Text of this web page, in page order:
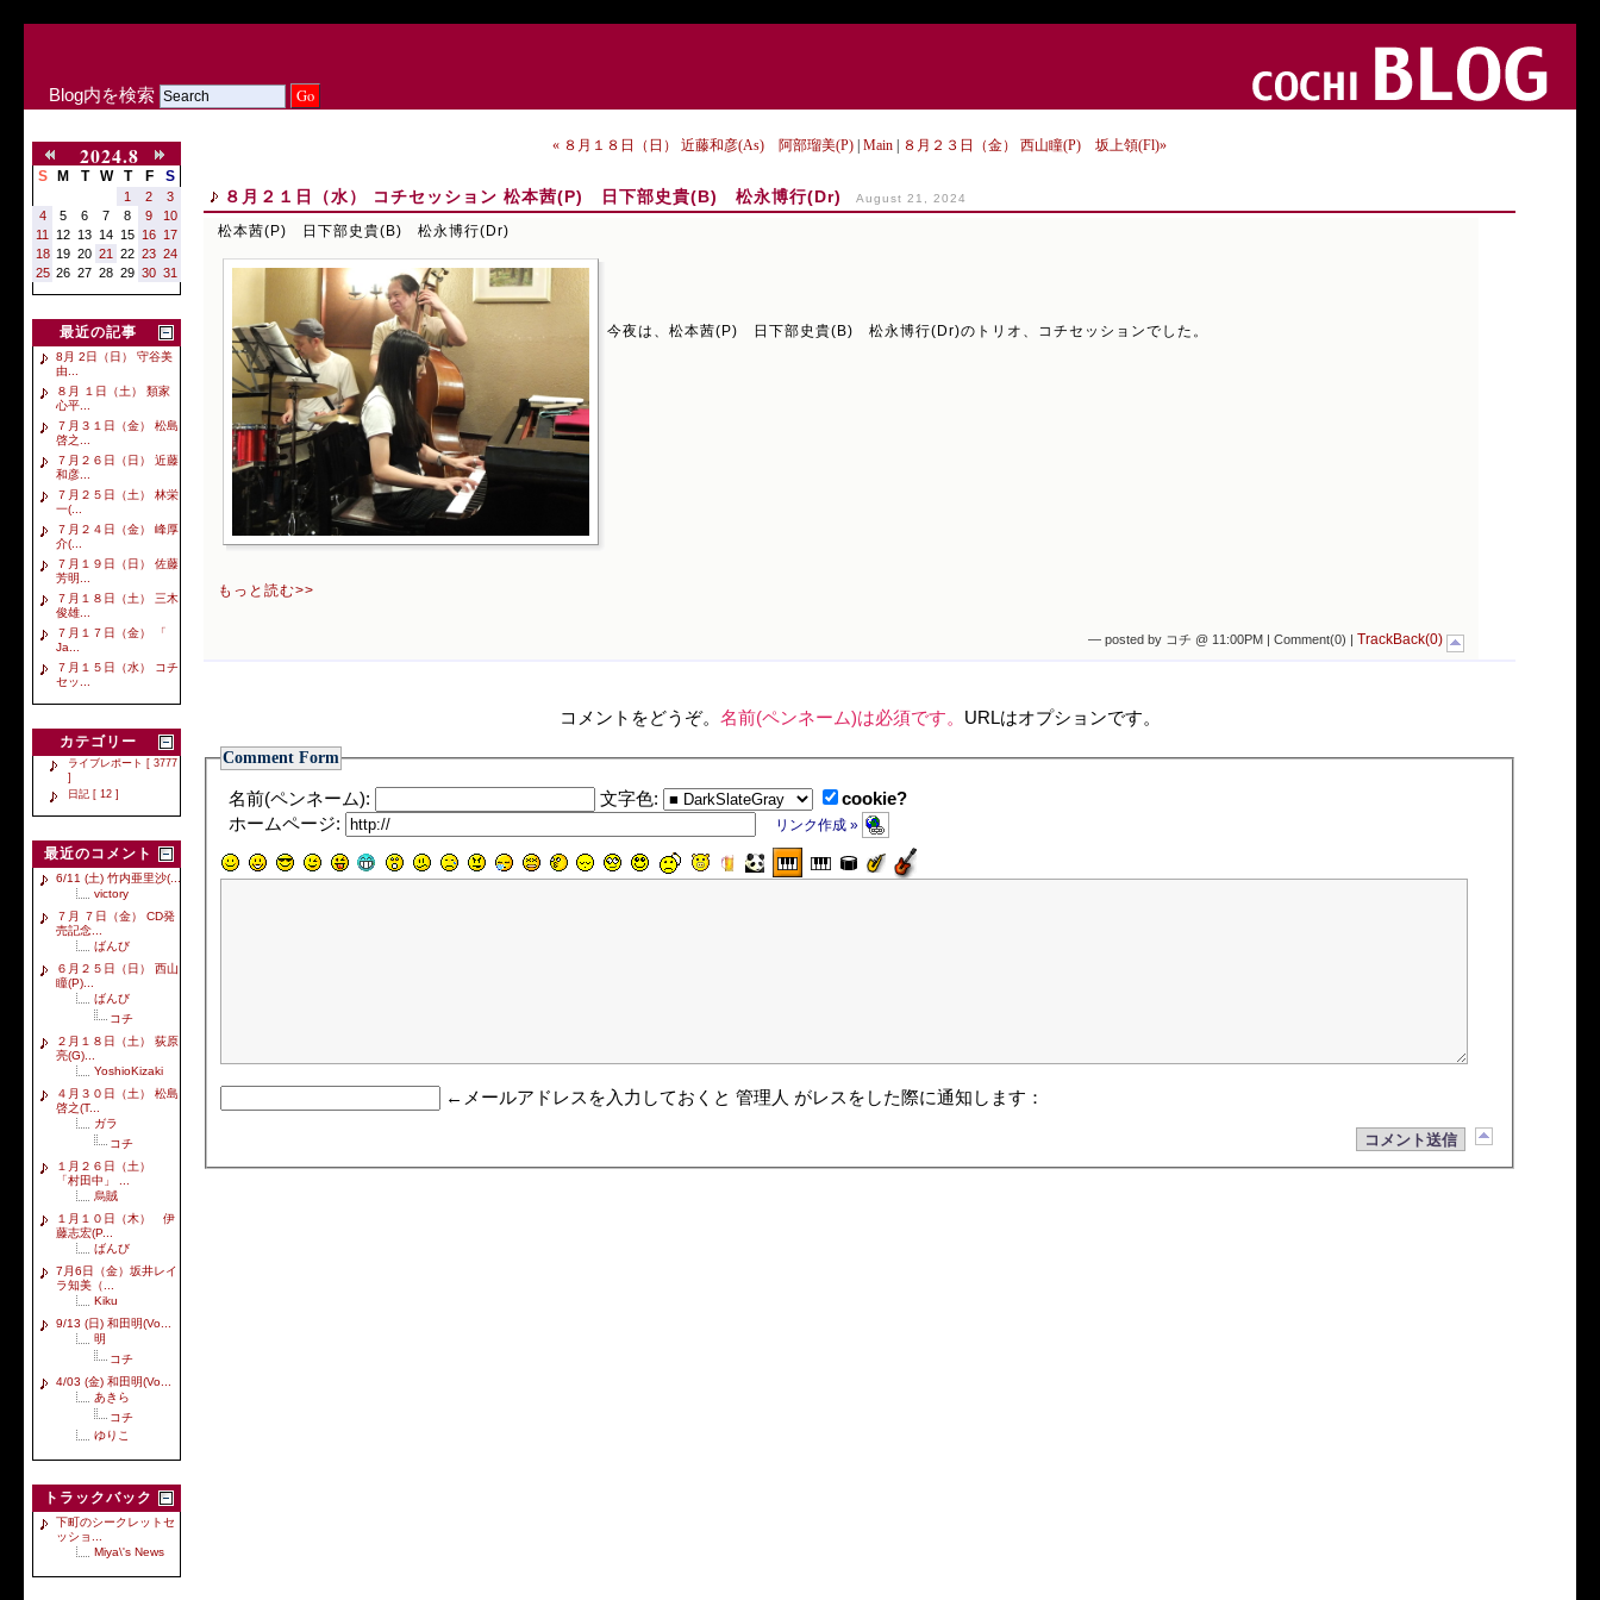
Blog内を検索
2024.8
S M T W T F S
1 2
3
4
5 6 7 8 9
10
11
12 13 14 15 16 17
18 19 20 21 22 23 24
25 26 27 28 29 30 31
最近の記事
8月 2日（日） 守谷美
由...
８月 １日（土） 類家
心平...
７月３１日（金） 松島
啓之...
７月２６日（日） 近藤
和彦...
７月２５日（土） 林栄
一(...
７月２４日（金） 峰厚
介(...
７月１９日（日） 佐藤
芳明...
７月１８日（土） 三木
俊雄...
７月１７日（金） 「
Ja...
７月１５日（水） コチ
セッ...
カテゴリー
ライブレポート [ 3777
]
日記 [ 12 ]
最近のコメント
6/11 (土) 竹内亜里沙(...
victory
７月 ７日（金） CD発
売記念...
ばんび
６月２５日（日） 西山
瞳(P)...
ばんび
コチ
２月１８日（土） 荻原
亮(G)...
YoshioKizaki
４月３０日（土） 松島
啓之(T...
ガラ
コチ
１月２６日（土）
「村田中」 ...
烏賊
１月１０日（木） 伊
藤志宏(P...
ばんび
7月6日（金）坂井レイ
ラ知美（...
Kiku
9/13 (日) 和田明(Vo...
明
コチ
4/03 (金) 和田明(Vo...
あきら
コチ
ゆりこ
トラックバック
下町のシークレットセ
ッショ...
Miya\'s News
« ８月１８日（日） 近藤和彦(As) 阿部瑠美(P) Main ８月２３日（金） 西山瞳(P) 坂上領(Fl)»
８月２１日（水） コチセッション 松本茜(P) 日下部史貴(B) 松永博行(Dr) August 21, 2024
松本茜(P) 日下部史貴(B) 松永博行(Dr)
今夜は、松本茜(P) 日下部史貴(B) 松永博行(Dr)のトリオ、コチセッションでした。
もっと読む>>
— posted by コチ @ 11:00PM | Comment(0) TrackBack(0)
コメントをどうぞ。 名前(ペンネーム)は必須です。 URLはオプションです。
Comment Form
名前(ペンネーム): 文字色: cookie?
ホームページ: リンク作成 »
←メールアドレスを入力しておくと 管理人 がレスをした際に通知します：
コメント送信